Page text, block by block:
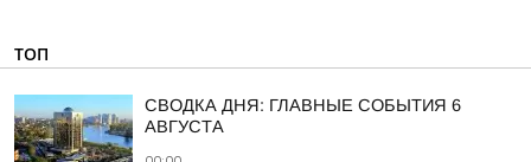
ТОП
СВОДКА ДНЯ: ГЛАВНЫЕ СОБЫТИЯ 6
АВГУСТА